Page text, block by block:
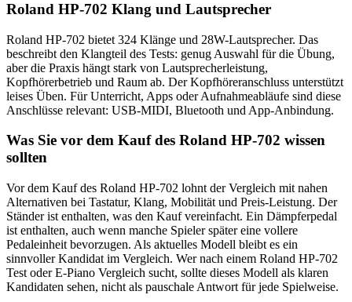
Roland HP-702 Klang und Lautsprecher
Roland HP-702 bietet 324 Klänge und 28W-Lautsprecher. Das
beschreibt den Klangteil des Tests: genug Auswahl für die Übung,
aber die Praxis hängt stark von Lautsprecherleistung,
Kopfhörerbetrieb und Raum ab. Der Kopfhöreranschluss unterstützt
leises Üben. Für Unterricht, Apps oder Aufnahmeabläufe sind diese
Anschlüsse relevant: USB-MIDI, Bluetooth und App-Anbindung.
Was Sie vor dem Kauf des Roland HP-702 wissen
sollten
Vor dem Kauf des Roland HP-702 lohnt der Vergleich mit nahen
Alternativen bei Tastatur, Klang, Mobilität und Preis-Leistung. Der
Ständer ist enthalten, was den Kauf vereinfacht. Ein Dämpferpedal
ist enthalten, auch wenn manche Spieler später eine vollere
Pedaleinheit bevorzugen. Als aktuelles Modell bleibt es ein
sinnvoller Kandidat im Vergleich. Wer nach einem Roland HP-702
Test oder E-Piano Vergleich sucht, sollte dieses Modell als klaren
Kandidaten sehen, nicht als pauschale Antwort für jede Spielweise.